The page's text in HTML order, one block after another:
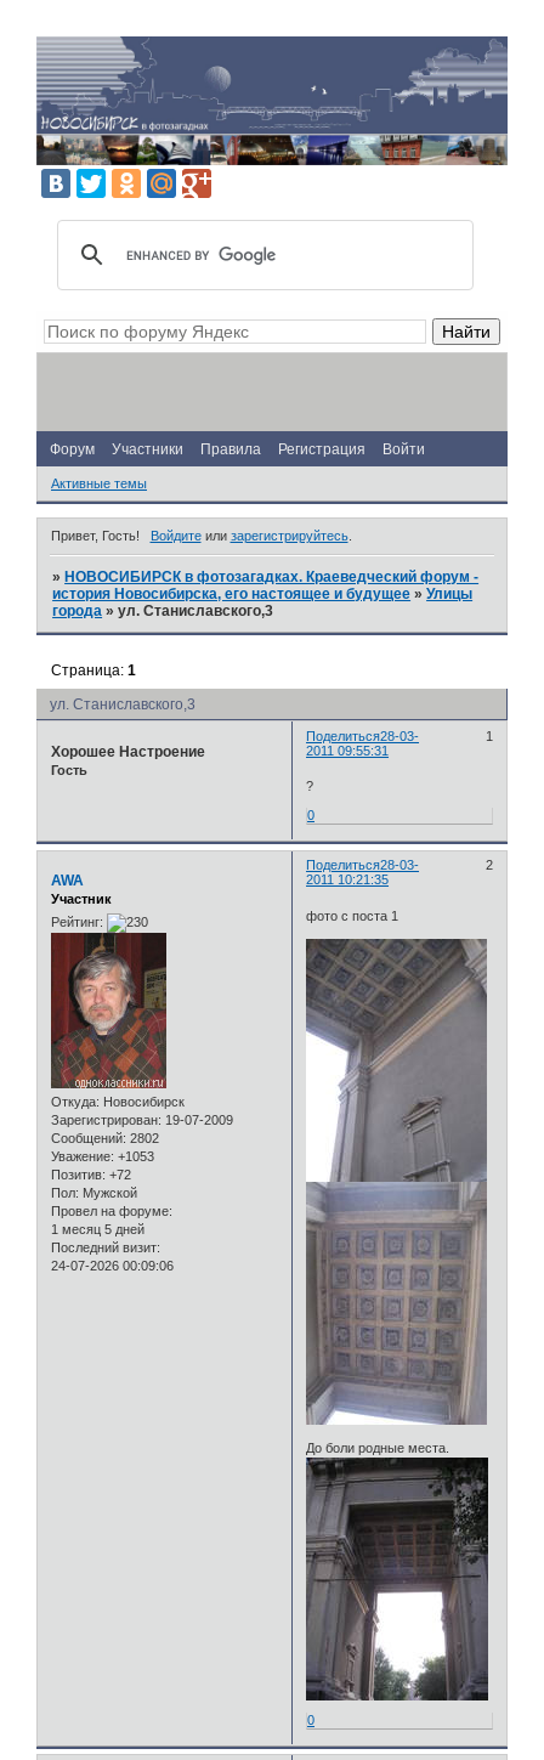
Форум Участники Правила Регистрация Войти
Активные темы
Привет, Гость! Войдитеили зарегистрируйтесь.
» НОВОСИБИРСК в фотозагадках. Краеведческий форум -
история Новосибирска, его настоящее и будущее »Улицы
города »ул. Станиславского,3
ул. Станиславского,3
Страница:1
Поделиться 1
28-03-
2011 09:55:31
Хорошее Настроение
Гость
?
0
Поделиться 2
28-03-
2011 10:21:35
AWA
Участник
Рейтинг:
Откуда: Новосибирск
Зарегистрирован: 19-07-2009
Сообщений: 2802
Уважение: +1053
Позитив: +72
Пол: Мужской
Провел на форуме:
1 месяц 5 дней
Последний визит:
24-07-2026 00:09:06
фото с поста 1
До боли родные места.
0